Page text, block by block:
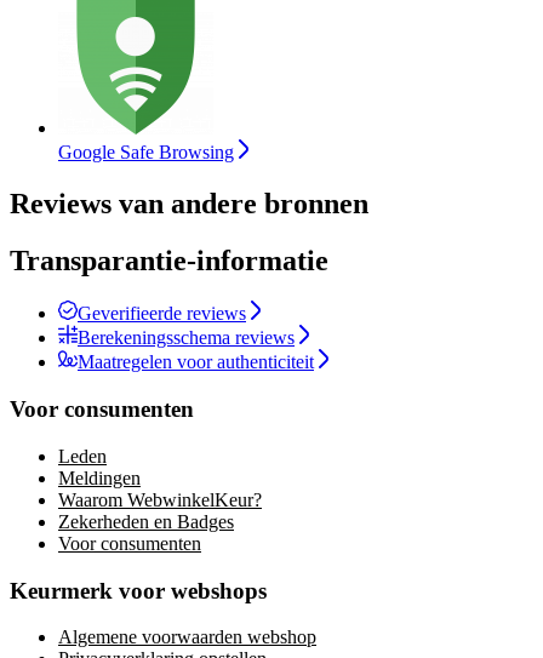
Google Safe Browsing
Reviews van andere bronnen
Transparantie-informatie
Geverifieerde reviews
Berekeningsschema reviews
Maatregelen voor authenticiteit
Voor consumenten
Leden
Meldingen
Waarom WebwinkelKeur?
Zekerheden en Badges
Voor consumenten
Keurmerk voor webshops
Algemene voorwaarden webshop